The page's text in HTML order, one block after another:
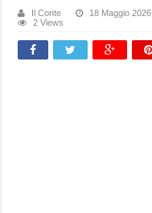
Il Conte 18 Maggio 2026
2 Views